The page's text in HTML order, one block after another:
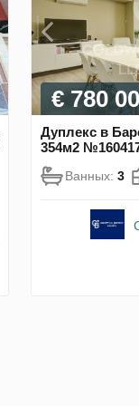
€ 780
Дуплекс в
354м2
Ванных: 3